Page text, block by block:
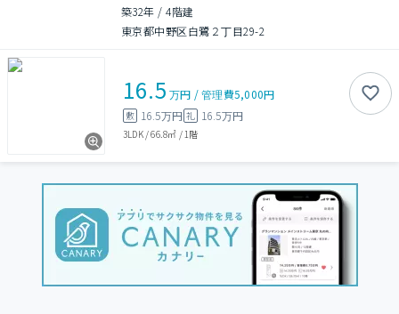
築32年 /4階建
東京都中野区白鷺２丁目29-2
16.5 万円 /管理費5,000円
敷 16.5万円 礼 16.5万円
3LDK/66.8㎡ / 1階